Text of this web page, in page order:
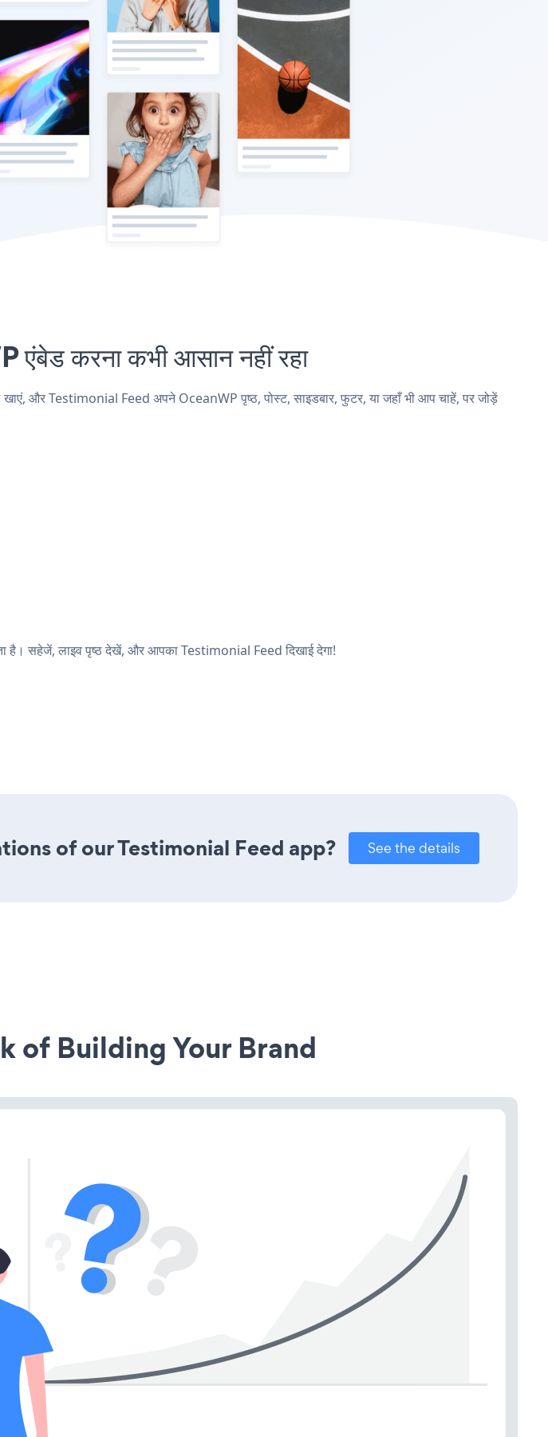
करना कभी आसान नहीं रहा
और Testimonial Feed अपने OceanWP पृष्ठ, पोस्ट, साइडबार, फुटर, या जहाँ भी आप चाहें, पर जोड़ें
है। सहेजें, लाइव पृष्ठ देखें, और आपका Testimonial Feed दिखाई देगा!
of our Testimonial Feed app? See the details
of Building Your Brand